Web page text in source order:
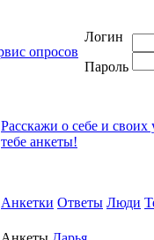
Логин
Пароль
Расскажи о себе и
тебе анкеты!
Анкетки Ответы Люди